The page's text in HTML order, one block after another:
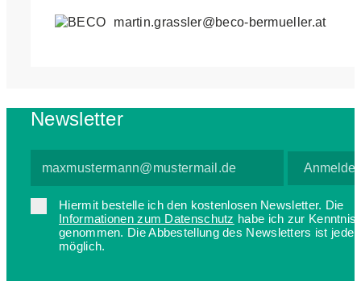
martin.grassler@beco-bermueller.at
Newsletter
Hiermit bestelle ich den kostenlosen Newsletter. Die
Informationen zum Datenschutz habe ich zur Kenntnis
genommen. Die Abbestellung des Newsletters ist
möglich.